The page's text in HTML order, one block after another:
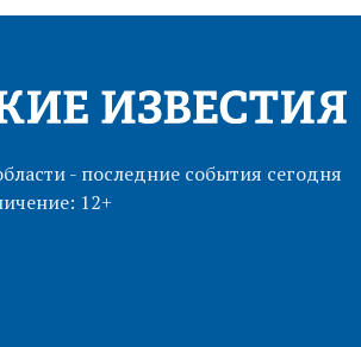
- последние события сегодня
12+